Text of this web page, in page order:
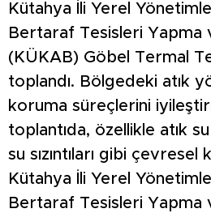
Kütahya İli Yerel
Bertaraf Tesisleri Yapma
(KÜKAB) Göbel Termal
toplandı. Bölgedeki atık
koruma süreçlerini
toplantıda, özellikle atık
su sızıntıları gibi çevresel
Kütahya İli Yerel
Bertaraf Tesisleri Yapma